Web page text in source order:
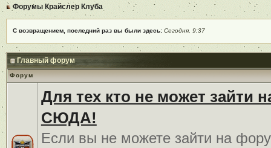
Форумы Крайслер Клуба
С возвращением, последний раз вы были здесь: Сегодня, 9:37
Главный форум
Форум
Для тех кто не может зайти
СЮДА!
Если вы не можете зайти на